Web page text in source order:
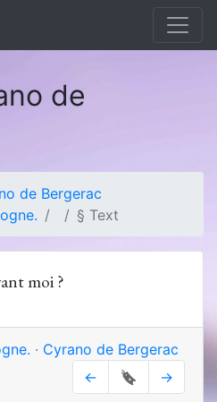
de
de Bergerac
§ Text
moi ?
· Cyrano de Bergerac
←
🔖 →